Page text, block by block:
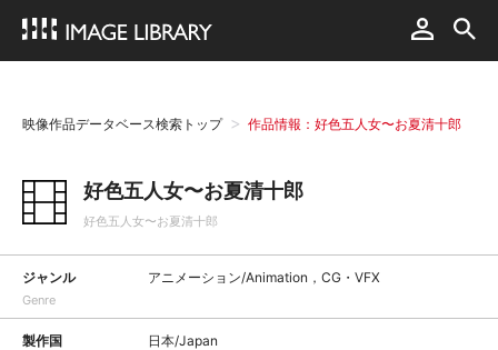
映像作品データベース検索トップ 作品情報：好色五人女〜お夏清十郎
好色五人女〜お夏清十郎
好色五人女〜お夏清十郎
ジャンル
Genre
アニメーション/Animation，CG・VFX
製作国 日本/Japan